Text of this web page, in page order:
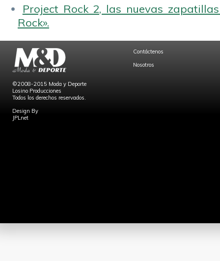
Project Rock 2, las nuevas
Rock».
©2008-2015 Moda y Deporte
Losino Producciones
Todos los derechos reservados.
Design By
JPLnet
Contáctenos
Nosotros